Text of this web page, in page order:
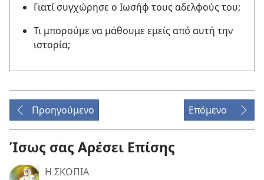
Γιατί συγχώρησε ο Ιωσήφ τους αδελφούς του;
Τι μπορούμε να μάθουμε εμείς από αυτή την
ιστορία;
Προηγούμενο Επόμενο
Ίσως σας Αρέσει Επίσης
Η ΣΚΟΠΙΑ